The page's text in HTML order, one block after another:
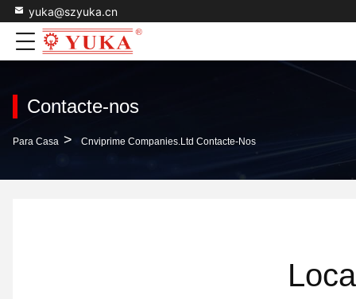
yuka@szyuka.cn
Contacte-nos
Para Casa > Cnviprime Companies.Ltd Contacte-Nos